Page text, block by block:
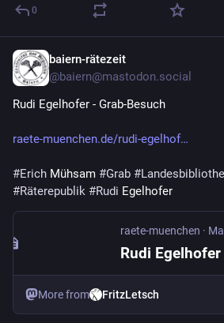
0
baiern-rätezeit
@baiern@mastodon.social
Rudi Egelhofer - Grab-Besuch
raete-muenchen.de/rudi-egelhof
#Erich Mühsam #Grab #Landesbibliothek
#Räterepublik #Rudi Egelhofer
raete-muenchen ·
Rudi Egelhofer
More from FritzLetsch